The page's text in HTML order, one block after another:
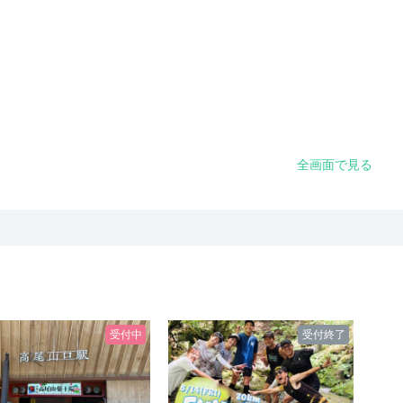
全画面で見る
受付中 受付終了